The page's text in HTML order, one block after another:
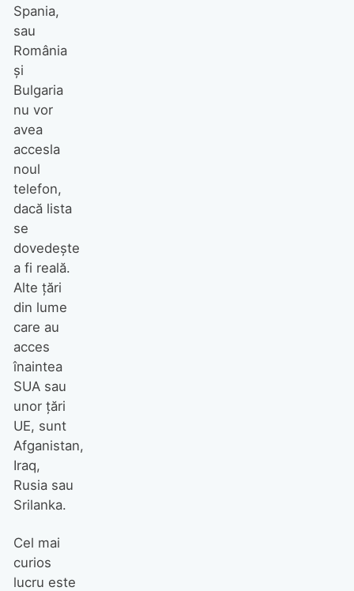
Spania,
sau
România
și
Bulgaria
nu vor
avea
accesla
noul
telefon,
dacă lista
se
dovedește
a fi reală.
Alte țări
din lume
care au
acces
înaintea
SUA sau
unor țări
UE, sunt
Afganistan,
Iraq,
Rusia sau
Srilanka.
Cel mai
curios
lucru este